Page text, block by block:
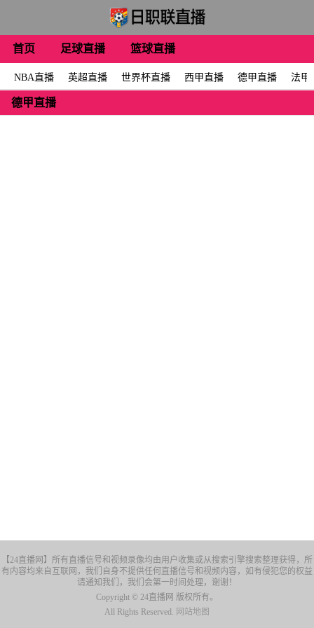
首页 足球直播 篮球直播
NBA直播 英超直播 世界杯直播 西甲直播 德甲直播 法甲
德甲直播
【24直播网】所有直播信号和视频录像均由用户收集或从搜索引擎搜索整理获得，所
有内容均来自互联网，我们自身不提供任何直播信号和视频内容，如有侵犯您的权益
请通知我们，我们会第一时间处理，谢谢！
Copyright © 24直播网 版权所有。
All Rights Reserved. 网站地图